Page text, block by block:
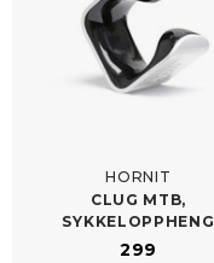
HORNIT
CLUG MTB,
SYKKELOPPHENG
299